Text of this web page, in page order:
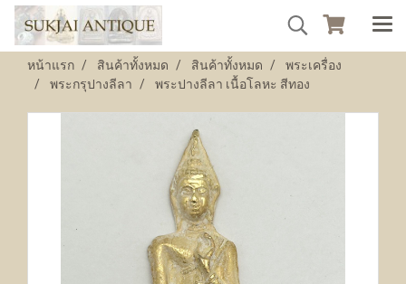
หน้าแรก สินค้าทั้งหมด สินค้าทั้งหมด
พระเครื่อง
พระกรุปางลีลา
พระปางลีลา เนื้อโลหะ สีทอง